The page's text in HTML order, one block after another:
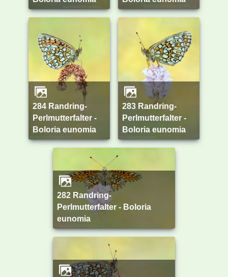
284 Randring-
Perlmutterfalter -
Boloria eunomia
283 Randring-
Perlmutterfalter -
Boloria eunomia
282 Randring-
Perlmutterfalter - Boloria
eunomia